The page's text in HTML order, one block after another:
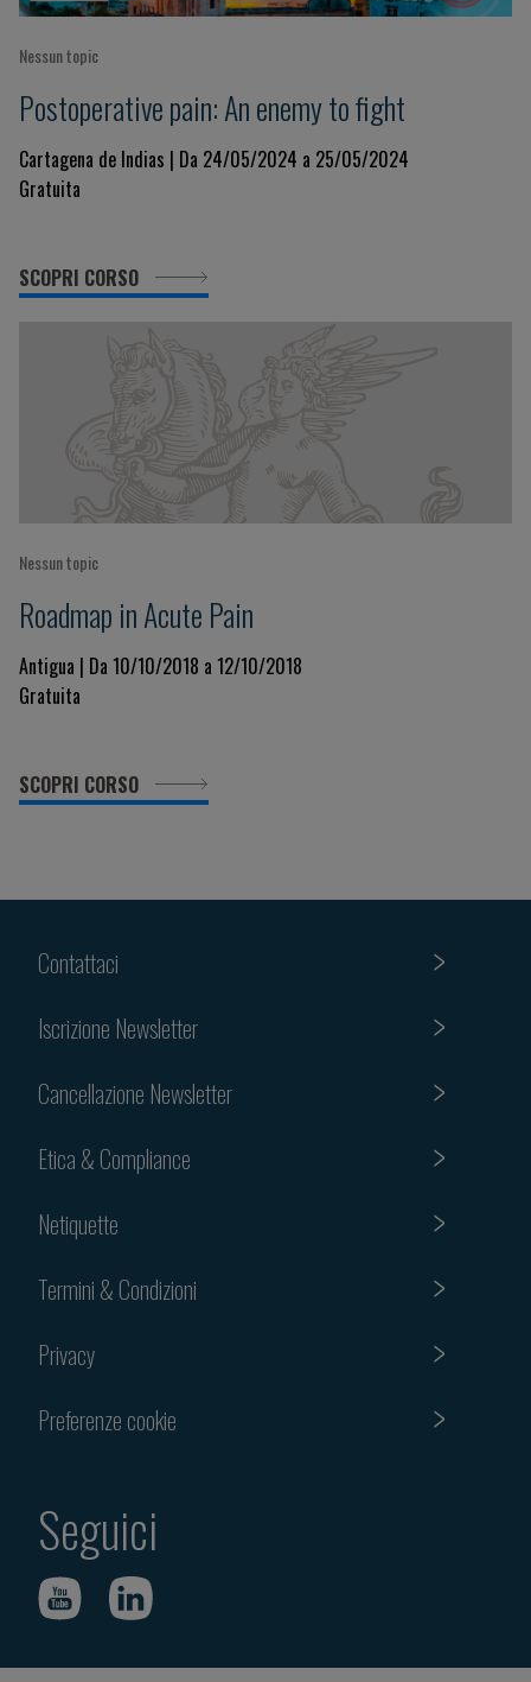
Nessun topic
Postoperative pain: An enemy to fight
Cartagena de Indias | Da 24/05/2024 a 25/05/2024
Gratuita
SCOPRI CORSO
Nessun topic
Roadmap in Acute Pain
Antigua | Da 10/10/2018 a 12/10/2018
Gratuita
SCOPRI CORSO
Contattaci
Iscrizione Newsletter
Cancellazione Newsletter
Etica & Compliance
Netiquette
Termini & Condizioni
Privacy
Preferenze cookie
Seguici